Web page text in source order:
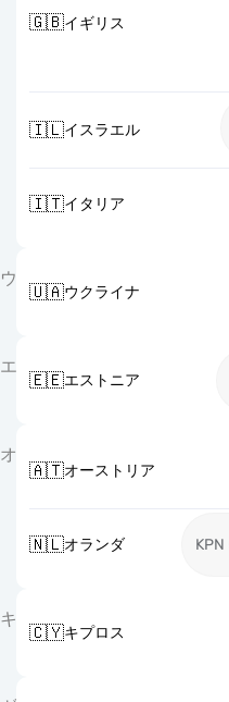
🇬🇧イギリス
🇮🇱イスラエル
🇮🇹イタリア
ウ
🇺🇦ウクライナ
エ
🇪🇪エストニア
オ
🇦🇹オーストリア
🇳🇱オランダ KPN
キ
🇨🇾キプロス